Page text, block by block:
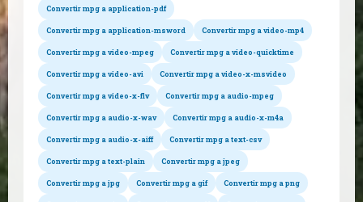
Convertir mpg a application-pdf
Convertir mpg a application-msword Convertir mpg a video-mp4
Convertir mpg a video-mpeg Convertir mpg a video-quicktime
Convertir mpg a video-avi Convertir mpg a video-x-msvideo
Convertir mpg a video-x-flv Convertir mpg a audio-mpeg
Convertir mpg a audio-x-wav Convertir mpg a audio-x-m4a
Convertir mpg a audio-x-aiff Convertir mpg a text-csv
Convertir mpg a text-plain Convertir mpg a jpeg
Convertir mpg a jpg Convertir mpg a gif Convertir mpg a png